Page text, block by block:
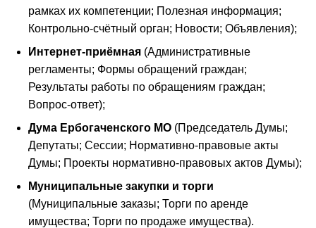
рамках их компетенции; Полезная информация;
Контрольно-счётный орган; Новости; Объявления);
Интернет-приёмная (Административные
регламенты; Формы обращений граждан;
Результаты работы по обращениям граждан;
Вопрос-ответ);
Дума Ербогаченского МО (Председатель Думы;
Депутаты; Сессии; Нормативно-правовые акты
Думы; Проекты нормативно-правовых актов Думы);
Муниципальные закупки и торги
(Муниципальные заказы; Торги по аренде
имущества; Торги по продаже имущества).